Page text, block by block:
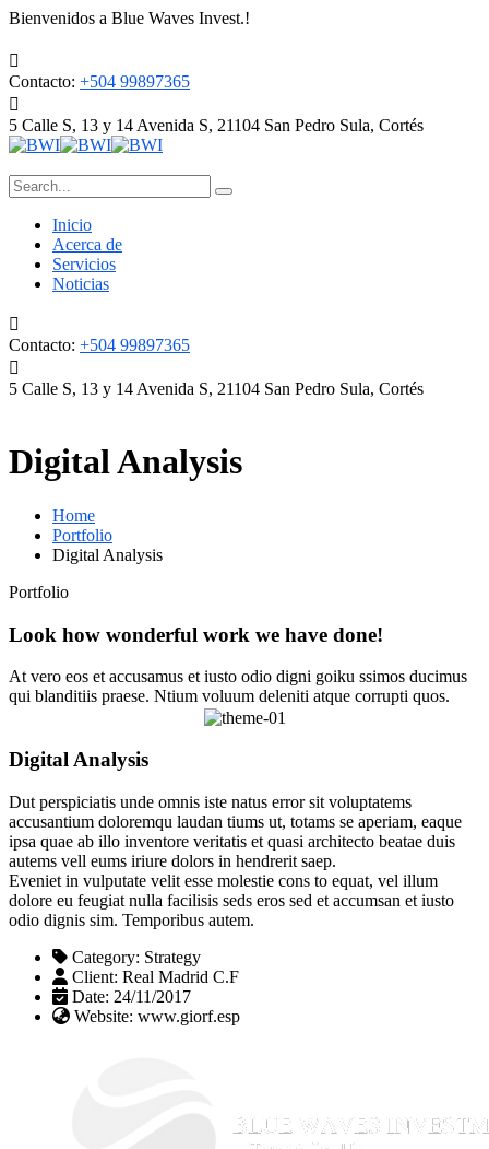
Bienvenidos a Blue Waves Invest.!
Contacto: +504 99897365
5 Calle S, 13 y 14 Avenida S, 21104 San Pedro Sula, Cortés
Inicio
Acerca de
Servicios
Noticias
Contacto: +504 99897365
5 Calle S, 13 y 14 Avenida S, 21104 San Pedro Sula, Cortés
Digital Analysis
Home
Portfolio
Digital Analysis
Portfolio
Look how wonderful work we have done!
At vero eos et accusamus et iusto odio digni goiku ssimos ducimus
qui blanditiis praese. Ntium voluum deleniti atque corrupti quos.
Digital Analysis
Dut perspiciatis unde omnis iste natus error sit voluptatems
accusantium doloremqu laudan tiums ut, totams se aperiam, eaque
ipsa quae ab illo inventore veritatis et quasi architecto beatae duis
autems vell eums iriure dolors in hendrerit saep.
Eveniet in vulputate velit esse molestie cons to equat, vel illum
dolore eu feugiat nulla facilisis seds eros sed et accumsan et iusto
odio dignis sim. Temporibus autem.
Category: Strategy
Client: Real Madrid C.F
Date: 24/11/2017
Website: www.giorf.esp